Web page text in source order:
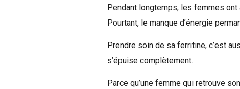
Pendant longtemps, les femmes
Pourtant, le manque d’énergie
Prendre soin de sa ferritine, c’est
s’épuise complètement.
Parce qu’une femme qui retrouve